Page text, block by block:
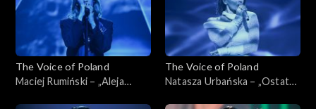
The Voice of Poland
Maciej Rumiński – „Aleja
The Voice of Poland
Natasza Urbańska – „Ostatni